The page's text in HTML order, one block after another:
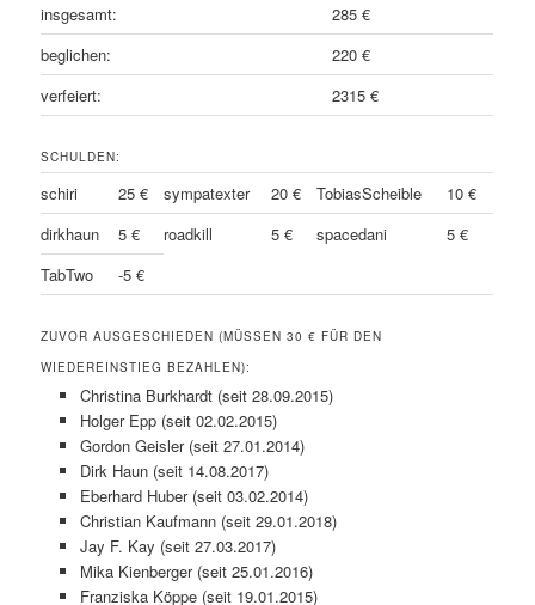
insgesamt:
285 €
beglichen:
220 €
verfeiert:
2315 €
SCHULDEN:
schiri 25 € sympatexter 20 € TobiasScheible
10 €
dirkhaun
5 € roadkill 5 € spacedani
5 €
TabTwo
-5 €
ZUVOR AUSGESCHIEDEN (MÜSSEN 30 € FÜR DEN
WIEDEREINSTIEG BEZAHLEN):
Christina Burkhardt (seit 28.09.2015)
Holger Epp (seit 02.02.2015)
Gordon Geisler (seit 27.01.2014)
Dirk Haun (seit 14.08.2017)
Eberhard Huber (seit 03.02.2014)
Christian Kaufmann (seit 29.01.2018)
Jay F. Kay (seit 27.03.2017)
Mika Kienberger (seit 25.01.2016)
Franziska Köppe (seit 19.01.2015)